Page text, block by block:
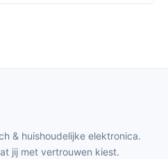
& huishoudelijke elektronica.
jij met vertrouwen kiest.